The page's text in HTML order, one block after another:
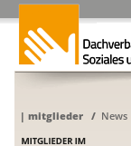
| mitglieder/ News